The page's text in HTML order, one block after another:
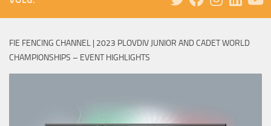
FIE FENCING CHANNEL | 2023 PLOVDIV JUNIOR AND CADET WORLD
CHAMPIONSHIPS – EVENT HIGHLIGHTS